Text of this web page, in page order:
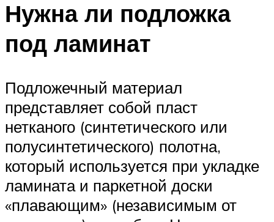
Нужна ли подложка
под ламинат
Подложечный материал
представляет собой пласт
нетканого (синтетического или
полусинтетического) полотна,
который используется при укладке
ламината и паркетной доски
«плавающим» (независимым от